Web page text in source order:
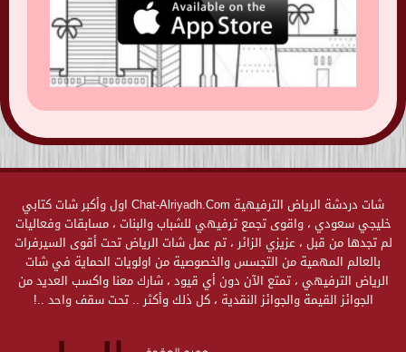
شات دردشة الرياض الترفيهية Chat-Alriyadh.Com اول وأكبر شات كتابي
خليجي سعودي ، واقوى تجمع ترفيهي للشباب والبنات ، مسابقات وفعاليات
لم تجدها من قبل ، عزيزي الزائر ، تم عمل شات الرياض تحت أقوى السيرفرات
بالعالم المهمية من التجسس والخصوصية من اولويات الحماية في شات
الرياض الترفيهي ، تمتع الآن دون أي قيود ، شارك معنا واكسب العديد من
الجوائز القيمة والجوائز النقدية ، كل ذلك وأكثر .. تحت سقف واحد ..!